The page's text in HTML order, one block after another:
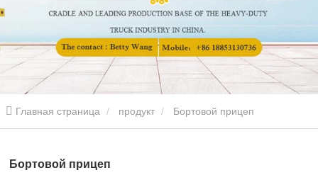
Главная страница продукт Бортовой прицеп
Бортовой прицеп